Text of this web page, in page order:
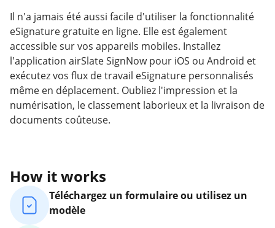
Il n'a jamais été aussi facile d'utiliser la fonctionnalité
eSignature gratuite en ligne. Elle est également
accessible sur vos appareils mobiles. Installez
l'application airSlate SignNow pour iOS ou Android et
exécutez vos flux de travail eSignature personnalisés
même en déplacement. Oubliez l'impression et la
numérisation, le classement laborieux et la livraison de
documents coûteuse.
How it works
Téléchargez un formulaire ou utilisez un
modèle